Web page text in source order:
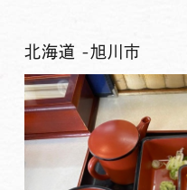
北海道 -旭川市